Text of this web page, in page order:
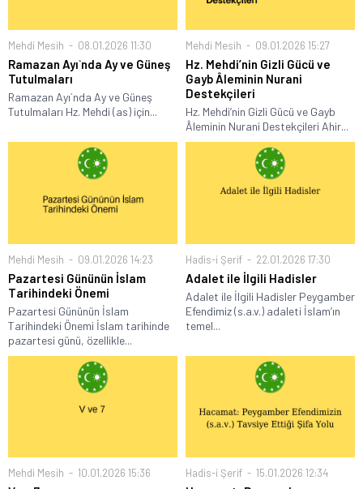
Mehdi Mesih 08.01.2026 11:30
Ramazan Ayı`nda Ay ve Güneş
Tutulmaları
Ramazan Ayı`nda Ay ve Güneş
Tutulmaları Hz. Mehdi (as) için...
Mehdi Mesih 09.01.2026 15:27
Hz. Mehdi’nin Gizli Gücü ve
Gayb Âleminin Nurani
Destekçileri
Hz. Mehdi’nin Gizli Gücü ve Gayb
Âleminin Nurani Destekçileri Ahir...
Mehdi Mesih 09.01.2026 14:23
Pazartesi Gününün İslam
Tarihindeki Önemi
Pazartesi Gününün İslam
Tarihindeki Önemi İslam tarihinde
pazartesi günü, özellikle...
Hadis-i Şerif 22.01.2026 17:30
Adalet ile İlgili Hadisler
Adalet ile İlgili Hadisler Peygamber
Efendimiz (s.a.v.) adaleti İslam’ın
temel...
Mehdi Mesih 10.01.2026 15:36 Hadis-i Şerif 15.01.2026 12:34